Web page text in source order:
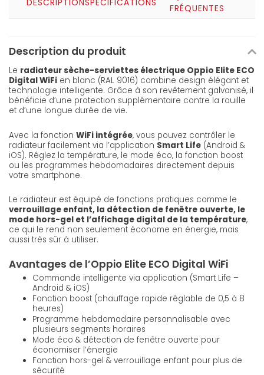
DESCRIPTIONSPÉCIFICATIONS
FRÉQUENTES
Description du produit
Le radiateur sèche-serviettes électrique Oppio Elite ECO
Digital WiFi en blanc (RAL 9016) combine design élégant et
technologie intelligente. Grâce à son revêtement galvanisé, il
bénéficie d’une protection supplémentaire contre la rouille
et d’une longue durée de vie.
Avec la fonction WiFi intégrée, vous pouvez contrôler le
radiateur facilement via l’application Smart Life (Android &
iOS). Réglez la température, le mode éco, la fonction boost
ou les programmes hebdomadaires directement depuis
votre smartphone.
Le radiateur est équipé de fonctions pratiques comme le
verrouillage enfant, la détection de fenêtre ouverte, le
mode hors-gel et l’affichage digital de la température,
ce qui le rend non seulement économe en énergie, mais
aussi très sûr à utiliser.
Avantages de l’Oppio Elite ECO Digital WiFi
Commande intelligente via application (Smart Life –
Android & iOS)
Fonction boost (chauffage rapide réglable de 0,5 à 8
heures)
Programme hebdomadaire personnalisable avec
plusieurs segments horaires
Mode éco & détection de fenêtre ouverte pour
économiser l’énergie
Fonction hors-gel & verrouillage enfant pour plus de
sécurité